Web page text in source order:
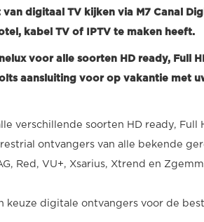
digitaal TV kijken via M7 Canal
kabel TV of IPTV te maken heeft.
voor alle soorten HD ready, Full
aansluiting voor op vakantie met
verschillende soorten HD ready, Full
ontvangers van alle bekende
Red, VU+, Xsarius, Xtrend en
keuze digitale ontvangers voor de